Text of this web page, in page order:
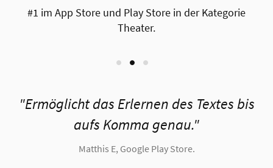
#1 im App Store und Play Store in der Kategorie
Theater.
Ermöglicht das Erlernen des Textes bis
aufs Komma genau.
Matthis E, Google Play Store.